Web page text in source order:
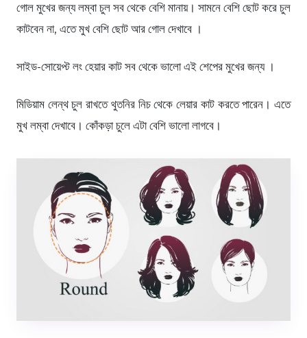
গোল মুখের জন্য লম্বা চুল সব থেকে বেশি মানায়। সামনে বেশি ছোট করে চুল
কাটবেন না, এতে মুখ বেশি ছোট আর গোল দেখাবে ।
সাইড-সোয়েপ্ট লং হেয়ার কাট সব থেকে ভালো এই শেপের মুখের জন্য ।
মিডিয়াম লেন্থ চুল রাখতে থুতনির নিচ থেকে লেয়ার কাট করতে পারেন। এতে
মুখ লম্বা দেখাবে। কোঁকড়া চুলে এটা বেশি ভালো লাগবে।